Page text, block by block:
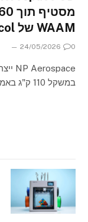
WAAM של Caracol – הדפסת תלת מימד
24/05/2026 0
במשקל 110 ק"ג באמצעות פלטפורמת ייצור תוספי…